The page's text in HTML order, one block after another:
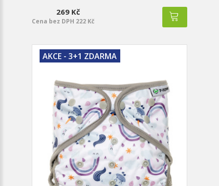
269 Kč
Cena bez DPH 222 Kč
AKCE - 3+1 ZDARMA